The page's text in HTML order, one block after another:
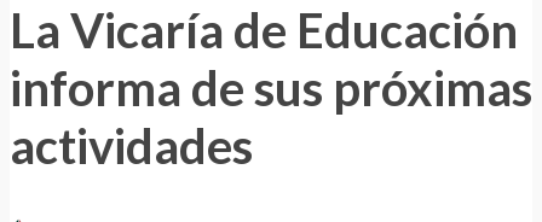
La Vicaría de Educación
informa de sus próximas
actividades